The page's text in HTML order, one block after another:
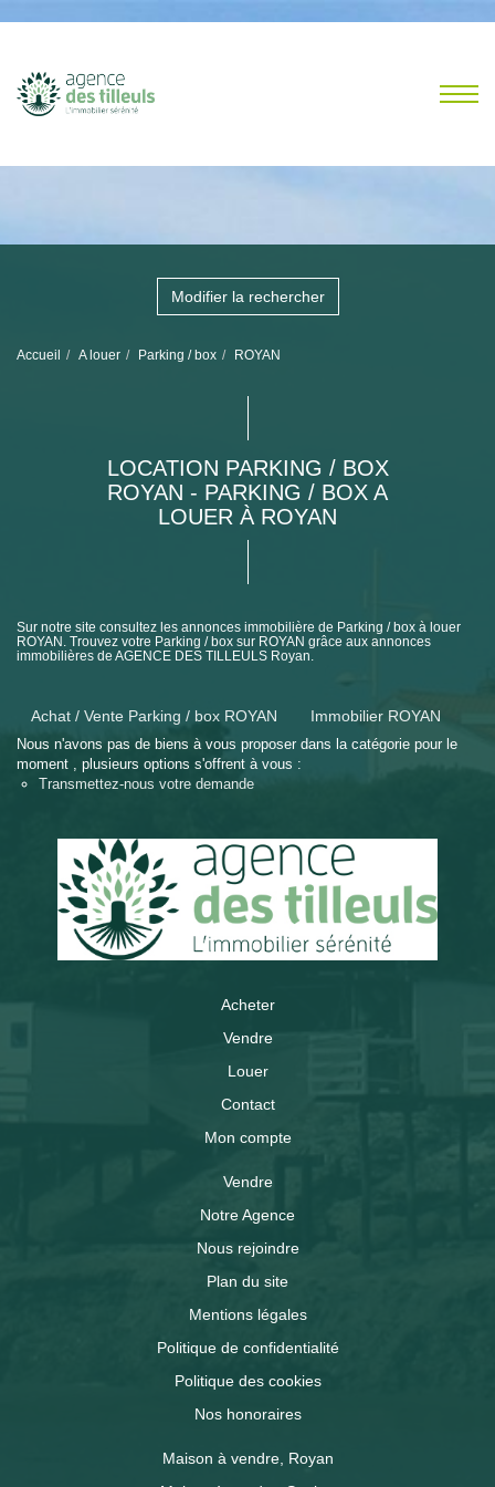
Modifier la rechercher
Accueil A louer Parking / box ROYAN
LOCATION PARKING / BOX
ROYAN - PARKING / BOX A
LOUER À ROYAN
Sur notre site consultez les annonces immobilière de Parking / box à louer
ROYAN. Trouvez votre Parking / box sur ROYAN grâce aux annonces
immobilières de AGENCE DES TILLEULS Royan.
Achat / Vente Parking / box ROYAN Immobilier ROYAN
Nous n'avons pas de biens à vous proposer dans la catégorie pour le
moment , plusieurs options s'offrent à vous :
Transmettez-nous votre demande
Acheter
Vendre
Louer
Contact
Mon compte
Vendre
Notre Agence
Nous rejoindre
Plan du site
Mentions légales
Politique de confidentialité
Politique des cookies
Nos honoraires
Maison à vendre, Royan